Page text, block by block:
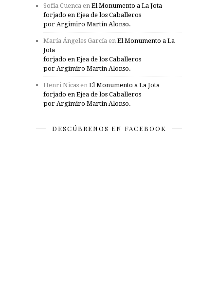
Sofía Cuenca en El Monumento a La Jota
forjado en Ejea de los Caballeros
por Argimiro Martín Alonso.
María Ángeles García en El Monumento a La
Jota
forjado en Ejea de los Caballeros
por Argimiro Martín Alonso.
Henri Nicas en El Monumento a La Jota
forjado en Ejea de los Caballeros
por Argimiro Martín Alonso.
DESCÚBRENOS EN FACEBOOK